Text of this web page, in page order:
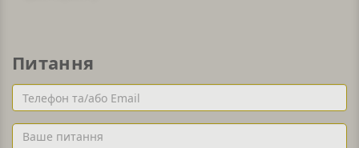
Питання
Телефон
та/
або
Email
Ваше